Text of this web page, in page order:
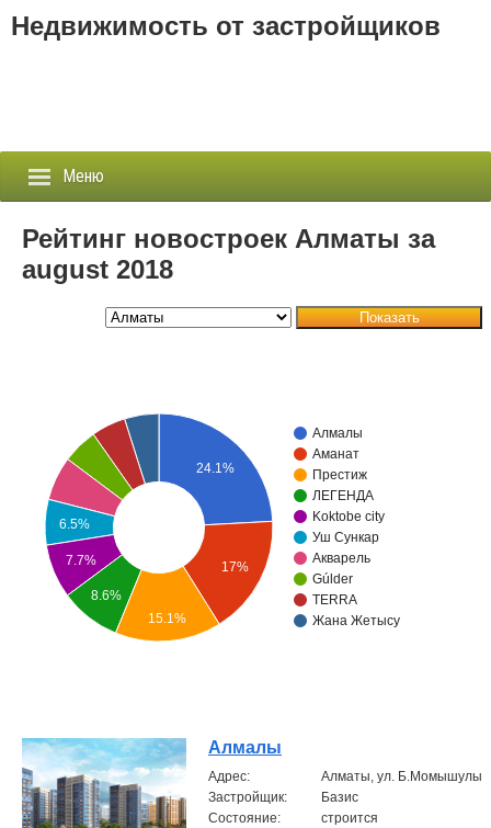
Недвижимость от застройщиков
Меню
Застройщики
Новостройки
Агентства
Объявления
Кабинет
Рейтинг новостроек Алматы за
august 2018
Показать
Алмалы
Аманат
Престиж
ЛЕГЕНДА
Koktobe city
Уш Сункар
Акварель
Gúlder
TERRA
Жана Жетысу
24.1%
17%
6.5%
7.7%
8.6%
15.1%
Алмалы
Aдрес:
Алматы, ул. Б.Момышулы
Застройщик:
Базис
Состояние:
строится